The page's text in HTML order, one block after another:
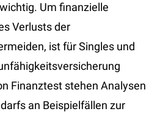
Um finanzielle
Verlusts der
ist für Singles und
Finanztest stehen Analysen
an Beispielfällen zur